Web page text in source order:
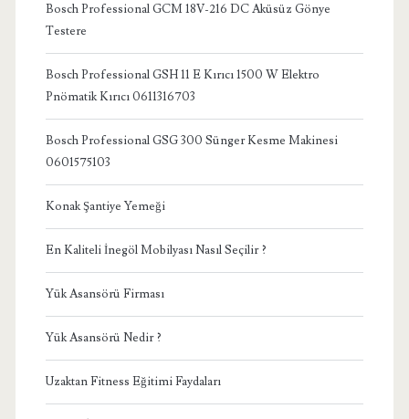
Bosch Professional GCM 18V-216 DC Aküsüz Gönye
Testere
Bosch Professional GSH 11 E Kırıcı 1500 W Elektro
Pnömatik Kırıcı 0611316703
Bosch Professional GSG 300 Sünger Kesme Makinesi
0601575103
Konak Şantiye Yemeği
En Kaliteli İnegöl Mobilyası Nasıl Seçilir ?
Yük Asansörü Firması
Yük Asansörü Nedir ?
Uzaktan Fitness Eğitimi Faydaları